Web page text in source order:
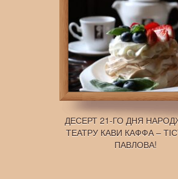
ДЕСЕРТ 21-ГО ДНЯ
ТЕАТРУ КАВИ КАФФА –
ПАВЛОВА!